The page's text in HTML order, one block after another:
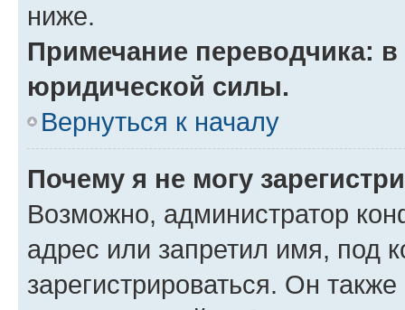
ниже.
Примечание переводчика:
юридической силы.
Вернуться к началу
Почему я не могу
Возможно, администратор
адрес или запретил имя, под
зарегистрироваться. Он